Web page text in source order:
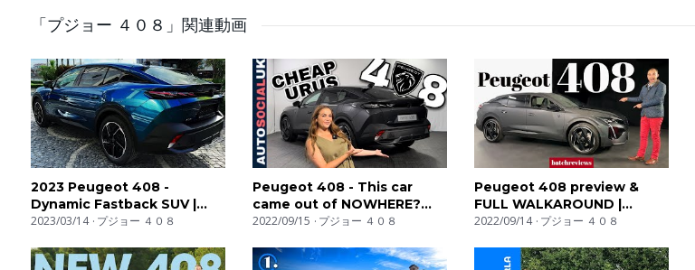
4:15 Abitabilità e divanetto posteriore
5:30 Bagagliaio
6:30 Motori e autonomia del Plug-in
8:36 Seduta con i-cockpit
9:34 Set up
10:39 Modalità di guida
「プジョー ４０８」関連動画
2023 Peugeot 408 -
Dynamic Fastback SUV |
Exterior and interior details
2023/03/14 プジョー ４０８
Peugeot 408 - This car
came out of NOWHERE?
#Review
2022/09/15 プジョー ４０８
Peugeot 408 preview &
FULL WALKAROUND |
batchreviews
2022/09/14 プジョー ４０８